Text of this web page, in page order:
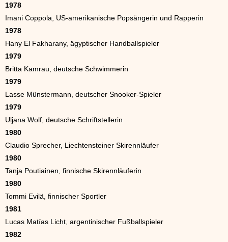
1978
Imani Coppola, US-amerikanische Popsängerin und Rapperin
1978
Hany El Fakharany, ägyptischer Handballspieler
1979
Britta Kamrau, deutsche Schwimmerin
1979
Lasse Münstermann, deutscher Snooker-Spieler
1979
Uljana Wolf, deutsche Schriftstellerin
1980
Claudio Sprecher, Liechtensteiner Skirennläufer
1980
Tanja Poutiainen, finnische Skirennläuferin
1980
Tommi Evilä, finnischer Sportler
1981
Lucas Matías Licht, argentinischer Fußballspieler
1982